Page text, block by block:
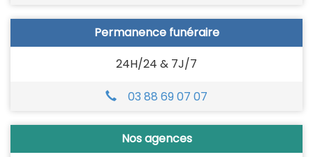
Permanence funéraire
24H/24 & 7J/7
03 88 69 07 07
Nos agences